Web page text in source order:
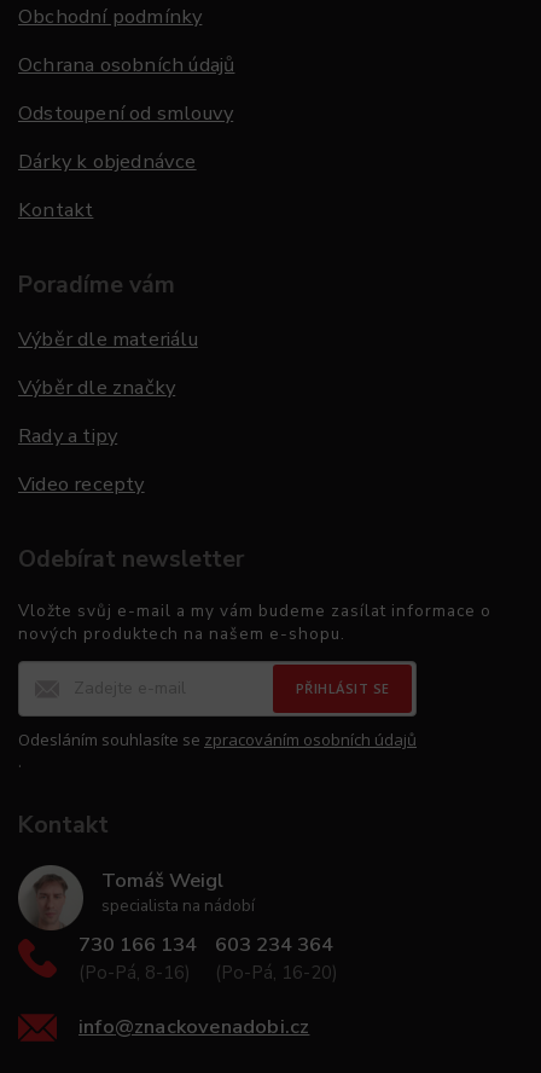
Obchodní podmínky
Ochrana osobních údajů
Odstoupení od smlouvy
Dárky k objednávce
Kontakt
Poradíme vám
Výběr dle materiálu
Výběr dle značky
Rady a tipy
Video recepty
Odebírat newsletter
Vložte svůj e-mail a my vám budeme zasílat informace o
nových produktech na našem e-shopu.
PŘIHLÁSIT SE
Odesláním souhlasíte se zpracováním osobních údajů
.
Kontakt
Tomáš Weigl
specialista na nádobí
730 166 134
(Po-Pá, 8-16)
603 234 364
(Po-Pá, 16-20)
info@znackovenadobi.cz